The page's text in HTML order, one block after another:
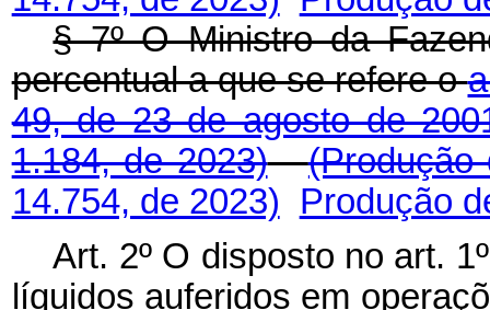
§ 7º O Ministro da
percentual a que se refere o
49, de 23 de agosto de
1.184, de 2023)
(Produção
14.754, de 2023)
Produção
Art. 2º O disposto no art.
líquidos auferidos em